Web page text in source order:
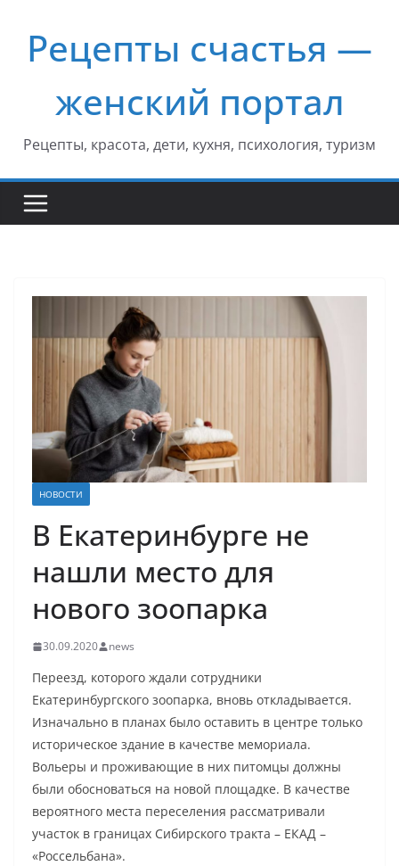
содержимому
Рецепты счастья —
женский портал
Рецепты, красота, дети, кухня, психология, туризм
НОВОСТИ
В Екатеринбурге не
нашли место для
нового зоопарка
30.09.2020 news
Переезд, которого ждали сотрудники
Екатеринбургского зоопарка, вновь откладывается.
Изначально в планах было оставить в центре только
историческое здание в качестве мемориала.
Вольеры и проживающие в них питомцы должны
были обосноваться на новой площадке. В качестве
вероятного места переселения рассматривали
участок в границах Сибирского тракта – ЕКАД –
«Россельбана».